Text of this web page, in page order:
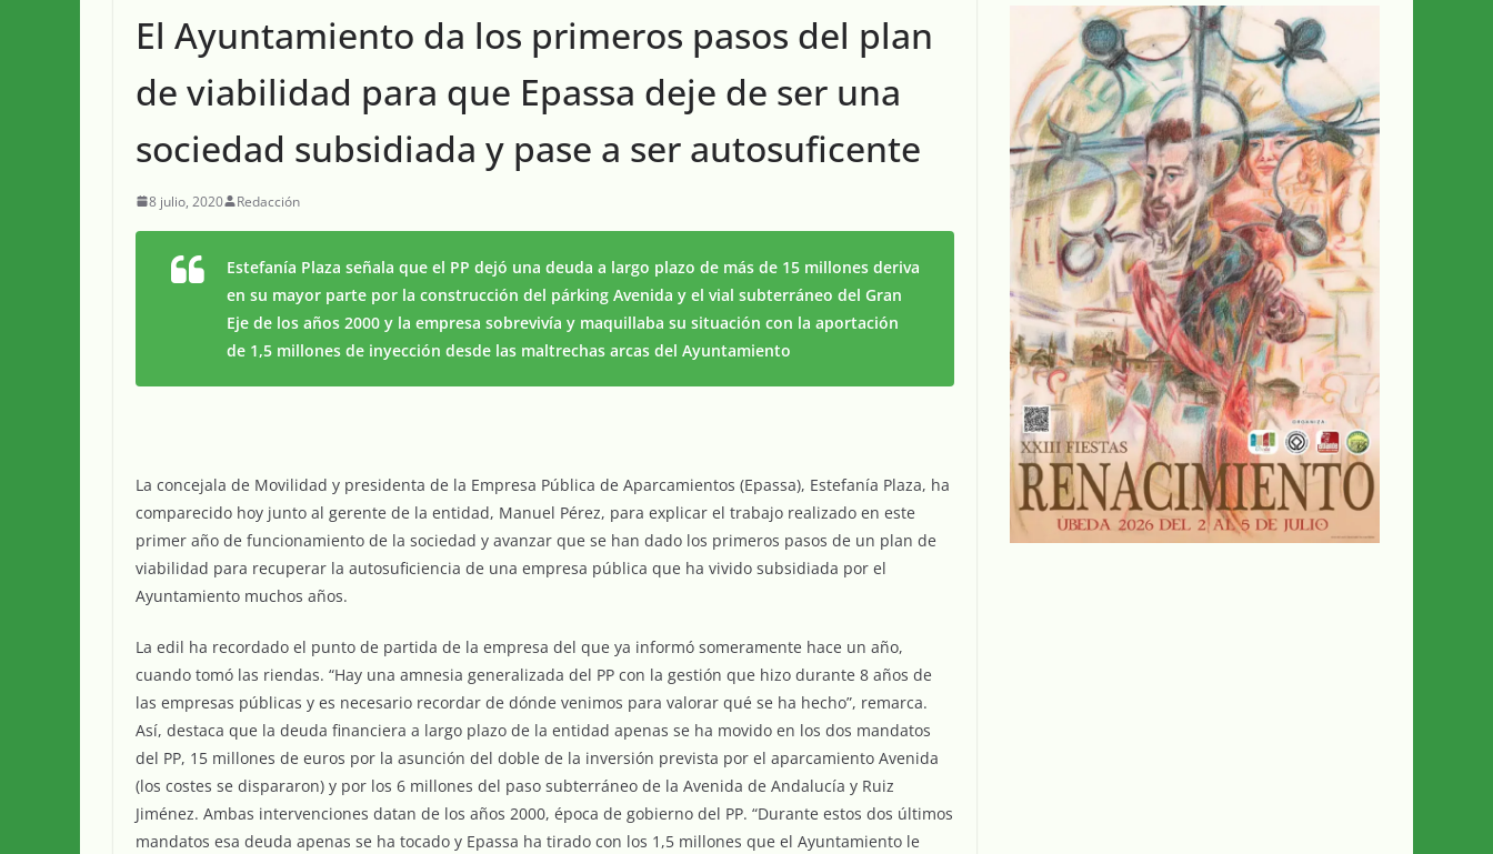
El Ayuntamiento da los primeros pasos del plan
de viabilidad para que Epassa deje de ser una
sociedad subsidiada y pase a ser autosuficente
8 julio, 2020 Redacción
Estefanía Plaza señala que el PP dejó una deuda a largo plazo de más de 15 millones deriva
en su mayor parte por la construcción del párking Avenida y el vial subterráneo del Gran
Eje de los años 2000 y la empresa sobrevivía y maquillaba su situación con la aportación
de 1,5 millones de inyección desde las maltrechas arcas del Ayuntamiento
La concejala de Movilidad y presidenta de la Empresa Pública de Aparcamientos (Epassa), Estefanía Plaza, ha
comparecido hoy junto al gerente de la entidad, Manuel Pérez, para explicar el trabajo realizado en este
primer año de funcionamiento de la sociedad y avanzar que se han dado los primeros pasos de un plan de
viabilidad para recuperar la autosuficiencia de una empresa pública que ha vivido subsidiada por el
Ayuntamiento muchos años.
La edil ha recordado el punto de partida de la empresa del que ya informó someramente hace un año,
cuando tomó las riendas. “Hay una amnesia generalizada del PP con la gestión que hizo durante 8 años de
las empresas públicas y es necesario recordar de dónde venimos para valorar qué se ha hecho”, remarca.
Así, destaca que la deuda financiera a largo plazo de la entidad apenas se ha movido en los dos mandatos
del PP, 15 millones de euros por la asunción del doble de la inversión prevista por el aparcamiento Avenida
(los costes se dispararon) y por los 6 millones del paso subterráneo de la Avenida de Andalucía y Ruiz
Jiménez. Ambas intervenciones datan de los años 2000, época de gobierno del PP. “Durante estos dos últimos
mandatos esa deuda apenas se ha tocado y Epassa ha tirado con los 1,5 millones que el Ayuntamiento le